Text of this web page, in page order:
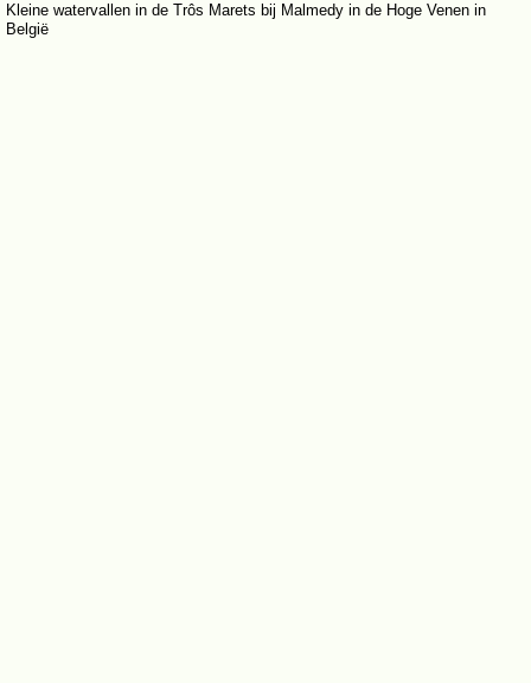
Kleine watervallen in de Trôs Marets bij Malmedy in de Hoge Venen in
België